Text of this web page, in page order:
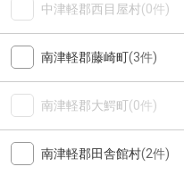
中津軽郡西目屋村(0件)
南津軽郡藤崎町(3件)
南津軽郡大鰐町(0件)
南津軽郡田舎館村(2件)